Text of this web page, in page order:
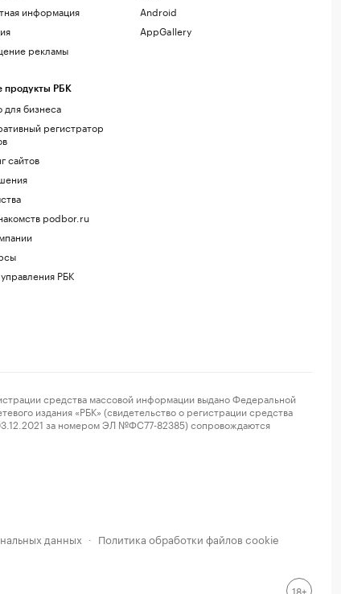
информация
рекламы
продукты РБК
для бизнеса
регистратор
сайтов
podbor.ru
РБК
Android
AppGallery
средства массовой информации выдано Федеральной
издания «РБК» (свидетельство о регистрации средства
за номером ЭЛ №ФС77-82385) сопровождаются
данных · Политика обработки файлов cookie
18+